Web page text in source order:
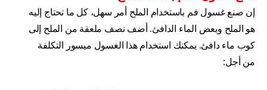
إن صنع غسول فم باستخدام الملح أمر سهل، كل ما تحتاج إليه
هو الملح وبعض الماء الدافئ. أضف نصف ملعقة من الملح إلى
كوب ماء دافئ. يمكنك استخدام هذا الغسول ميسور التكلفة
من أجل: